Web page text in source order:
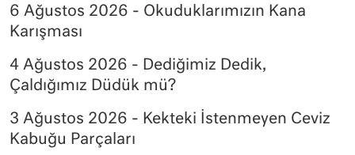
6 Ağustos 2026 - Okuduklarımızın Kana
Karışması
4 Ağustos 2026 - Dediğimiz Dedik,
Çaldığımız Düdük mü?
3 Ağustos 2026 - Kekteki İstenmeyen Ceviz
Kabuğu Parçaları